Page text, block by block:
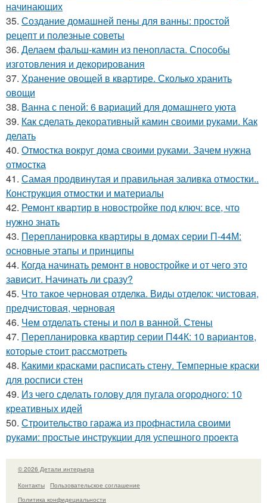
начинающих
35. Создание домашней пены для ванны: простой
рецепт и полезные советы
36. Делаем фальш-камин из пенопласта. Способы
изготовления и декорирования
37. Хранение овощей в квартире. Сколько хранить
овощи
38. Ванна с пеной: 6 вариаций для домашнего уюта
39. Как сделать декоративный камин своими руками. Как
делать
40. Отмостка вокруг дома своими руками. Зачем нужна
отмостка
41. Самая продвинутая и правильная заливка отмостки..
Конструкция отмостки и материалы
42. Ремонт квартир в новостройке под ключ: все, что
нужно знать
43. Перепланировка квартиры в домах серии П-44М:
основные этапы и принципы
44. Когда начинать ремонт в новостройке и от чего это
зависит. Начинать ли сразу?
45. Что такое черновая отделка. Виды отделок: чистовая,
предчистовая, черновая
46. Чем отделать стены и пол в ванной. Стены
47. Перепланировка квартир серии П44К: 10 вариантов,
которые стоит рассмотреть
48. Какими красками расписать стену. Темперные краски
для росписи стен
49. Из чего сделать голову для пугала огородного: 10
креативных идей
50. Строительство гаража из профнастила своими
руками: простые инструкции для успешного проекта
© 2026 Детали интерьера
Контакты
Пользовательское соглашение
Политика конфидециальности